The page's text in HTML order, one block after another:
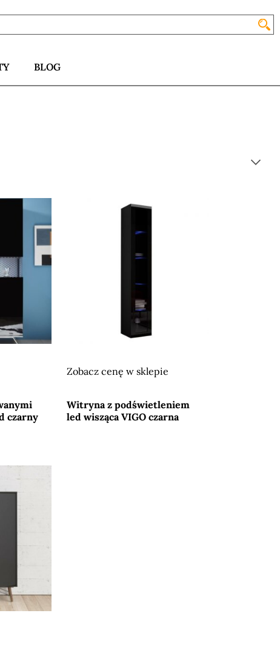
BLOG
czarny
Zobacz cenę w sklepie
Witryna z podświetleniem
led wisząca VIGO czarna